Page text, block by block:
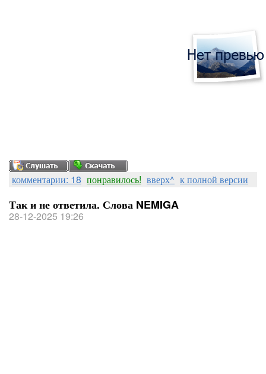
комментарии: 18 понравилось! вверх^ к полной версии
Так и не ответила. Слова NEMIGA
28-12-2025 19:26